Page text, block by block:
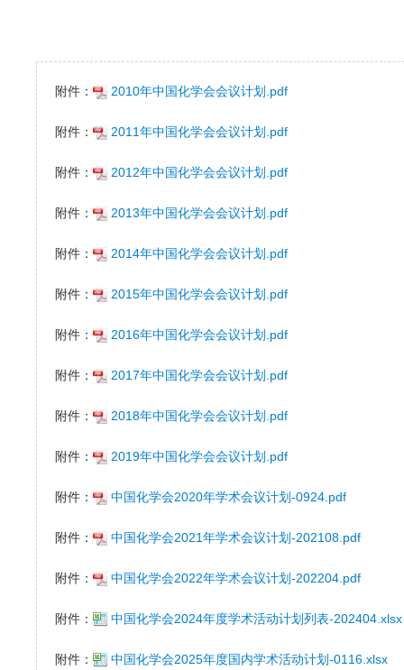
附件： 2010年中国化学会会议计划.pdf
附件： 2011年中国化学会会议计划.pdf
附件： 2012年中国化学会会议计划.pdf
附件： 2013年中国化学会会议计划.pdf
附件： 2014年中国化学会会议计划.pdf
附件： 2015年中国化学会会议计划.pdf
附件： 2016年中国化学会会议计划.pdf
附件： 2017年中国化学会会议计划.pdf
附件： 2018年中国化学会会议计划.pdf
附件： 2019年中国化学会会议计划.pdf
附件： 中国化学会2020年学术会议计划-0924.pdf
附件： 中国化学会2021年学术会议计划-202108.pdf
附件： 中国化学会2022年学术会议计划-202204.pdf
附件： 中国化学会2024年度学术活动计划列表-202404.xlsx
附件： 中国化学会2025年度国内学术活动计划-0116.xlsx